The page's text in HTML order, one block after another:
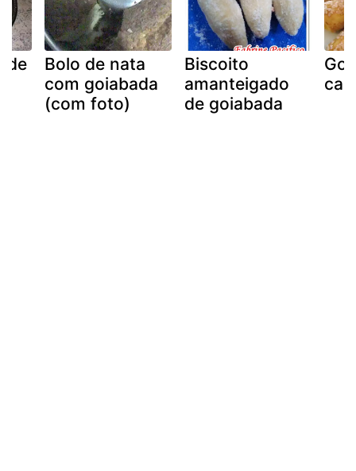
de
Bolo de nata
com goiabada
(com foto)
Biscoito
amanteigado
de goiabada